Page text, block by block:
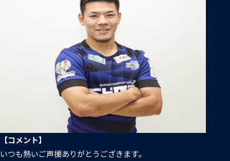
【コメント】
いつも熱いご声援ありがとうござきます。